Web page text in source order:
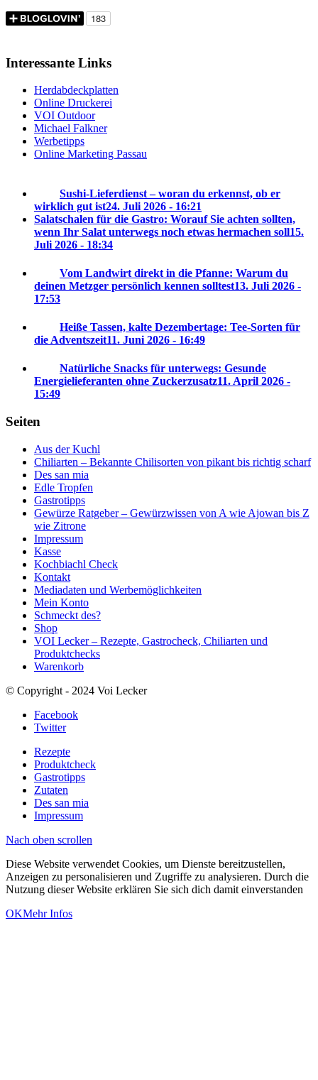
Interessante Links
Herdabdeckplatten
Online Druckerei
VOI Outdoor
Michael Falkner
Werbetipps
Online Marketing Passau
Sushi-Lieferdienst – woran du erkennst, ob er
wirklich gut ist24. Juli 2026 - 16:21
Salatschalen für die Gastro: Worauf Sie achten sollten,
wenn Ihr Salat unterwegs noch etwas hermachen soll15.
Juli 2026 - 18:34
Vom Landwirt direkt in die Pfanne: Warum du
deinen Metzger persönlich kennen solltest13. Juli 2026 -
17:53
Heiße Tassen, kalte Dezembertage: Tee-Sorten für
die Adventszeit11. Juni 2026 - 16:49
Natürliche Snacks für unterwegs: Gesunde
Energielieferanten ohne Zuckerzusatz11. April 2026 -
15:49
Seiten
Aus der Kuchl
Chiliarten – Bekannte Chilisorten von pikant bis richtig scharf
Des san mia
Edle Tropfen
Gastrotipps
Gewürze Ratgeber – Gewürzwissen von A wie Ajowan bis Z
wie Zitrone
Impressum
Kasse
Kochbiachl Check
Kontakt
Mediadaten und Werbemöglichkeiten
Mein Konto
Schmeckt des?
Shop
VOI Lecker – Rezepte, Gastrocheck, Chiliarten und
Produktchecks
Warenkorb
© Copyright - 2024 Voi Lecker
Facebook
Twitter
Rezepte
Produktcheck
Gastrotipps
Zutaten
Des san mia
Impressum
Nach oben scrollen
Diese Website verwendet Cookies, um Dienste bereitzustellen,
Anzeigen zu personalisieren und Zugriffe zu analysieren. Durch die
Nutzung dieser Website erklären Sie sich dich damit einverstanden
OKMehr Infos